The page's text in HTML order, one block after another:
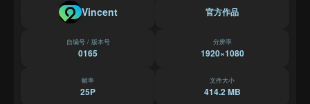
Vincent 官方作品
自编号 / 版本号
0165
分辨率
1920×1080
帧率
25P
文件大小
414.2 MB